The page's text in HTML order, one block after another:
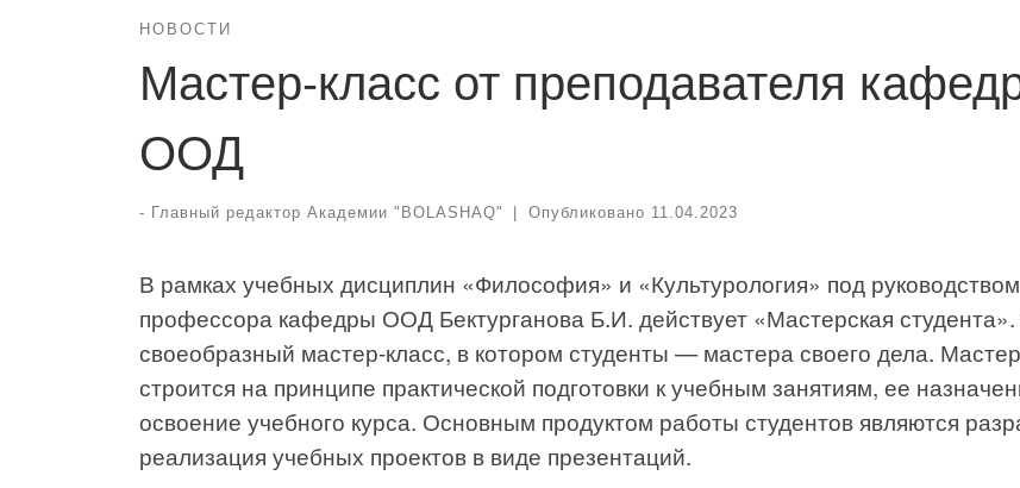
НОВОСТИ
Мастер-класс от преподавателя
ООД
- Главный редактор Академии "BOLASHAQ" Опубликовано 11.04.2023
В рамках учебных дисциплин «Философия» и «Культурология» под руководством
профессора кафедры ООД Бектурганова Б.И. действует «Мастерская
своеобразный мастер-класс, в котором студенты — мастера своего дела.
строится на принципе практической подготовки к учебным занятиям, ее
освоение учебного курса. Основным продуктом работы студентов являются
реализация учебных проектов в виде презентаций.